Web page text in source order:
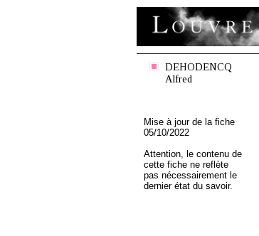
DEHODENCQ
Alfred
Mise à jour de la fiche
05/10/2022
Attention, le contenu de
cette fiche ne reflète
pas nécessairement le
dernier état du savoir.